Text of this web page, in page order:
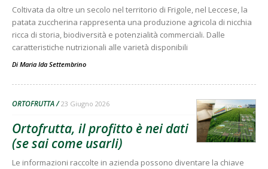
Coltivata da oltre un secolo nel territorio di Frigole, nel Leccese, la
patata zuccherina rappresenta una produzione agricola di nicchia
ricca di storia, biodiversità e potenzialità commerciali. Dalle
caratteristiche nutrizionali alle varietà disponibili
Di Maria Ida Settembrino
ORTOFRUTTA 23 Giugno 2026
Ortofrutta, il profitto è nei dati
(se sai come usarli)
Le informazioni raccolte in azienda possono diventare la chiave